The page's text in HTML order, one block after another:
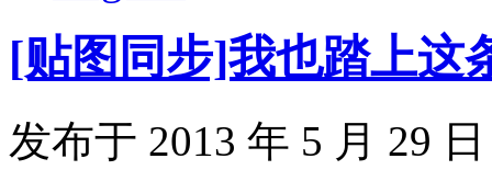
[贴图同步]我也踏上
发布于 2013 年 5 月 29 日